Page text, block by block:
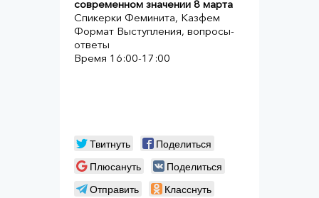
современном значении 8 марта
Спикерки Феминита, Казфем
Формат Выступления, вопросы-
ответы
Время 16:00-17:00
Твитнуть
Поделиться
Плюсануть
Поделиться
Отправить
Класснуть